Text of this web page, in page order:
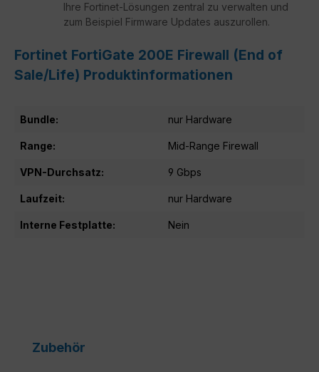
Ihre Fortinet-Lösungen zentral zu verwalten und
zum Beispiel Firmware Updates auszurollen.
Fortinet FortiGate 200E Firewall (End of
Sale/Life) Produktinformationen
Bundle: nur Hardware
Range: Mid-Range Firewall
VPN-Durchsatz: 9 Gbps
Laufzeit: nur Hardware
Interne Festplatte: Nein
Produktgalerie überspringen
Zubehör